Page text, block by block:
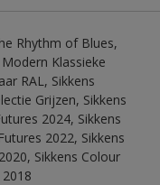
Rhythm of Blues,
Klassieke
RAL, Sikkens
Grijzen, Sikkens
2024, Sikkens
2022, Sikkens
Sikkens Colour